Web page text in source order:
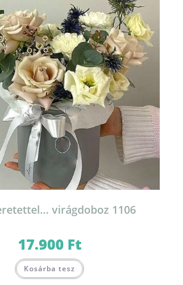
virágdoboz 1106
17.900 Ft
Kosárba tesz